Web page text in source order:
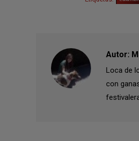
Autor:
Loca de
con